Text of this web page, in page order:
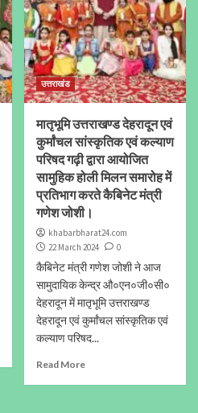
उत्तराखंड
मातृभूमि उत्तराखण्ड देहरादून एवं
कुर्मांचल सांस्कृतिक एवं कल्याण
परिषद गढ़ी द्वारा आयोजित
सामुहिक होली मिलन समारोह में
प्रतिभाग करते कैबिनेट मंत्री
गणेश जोशी।
khabarbharat24.com
22 March 2024
0
कैबिनेट मंत्री गणेश जोशी ने आज
सामुदायिक केन्द्र औ०एन०जी०सी०
देहरादून में मातृभूमि उत्तराखण्ड
देहरादून एवं कुर्मांचल सांस्कृतिक एवं
कल्याण परिषद...
Read More